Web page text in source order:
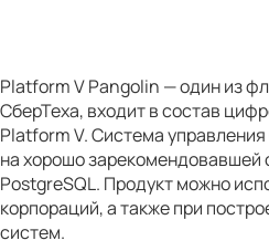
Platform V Pangolin — один из
СберТеха, входит в состав
Platform V. Система
на хорошо
PostgreSQL. Продукт можно
корпораций, а также при
систем.